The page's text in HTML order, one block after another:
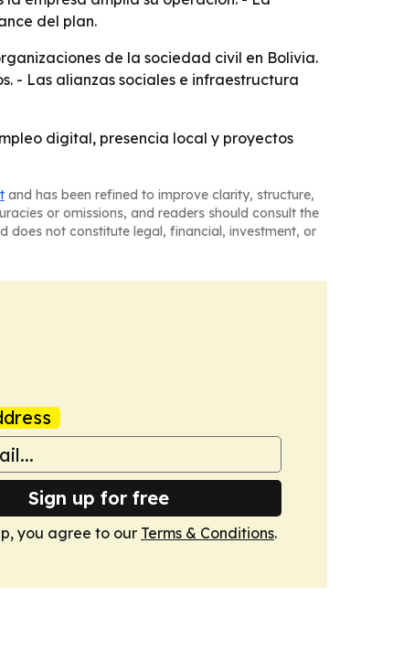
del plan.
de la sociedad civil en Bolivia.
- Las alianzas sociales e infraestructura
digital, presencia local y proyectos
and has been refined to improve clarity, structure,
or omissions, and readers should consult the
does not constitute legal, financial, investment, or
Sign up for free
you agree to our Terms & Conditions.